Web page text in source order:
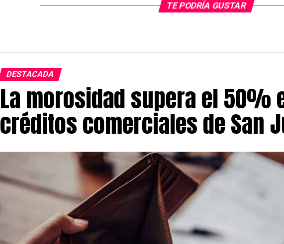
TE PODRÍA GUSTAR
DESTACADA
La morosidad supera el 50%
créditos comerciales de San